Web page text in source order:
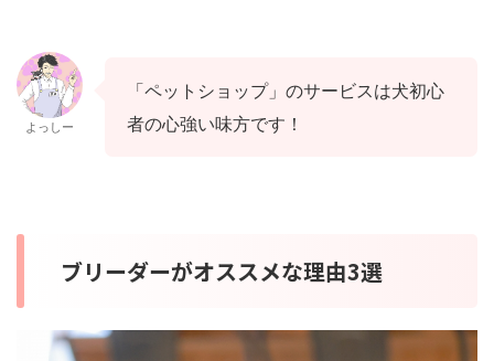
よっしー
「ペットショップ」のサービスは犬初心
者の心強い味方です！
ブリーダーがオススメな理由3選